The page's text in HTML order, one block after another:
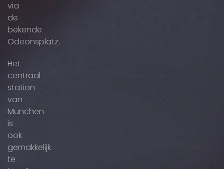
via
de
bekende
Odeonsplatz.
Het
centraal
station
van
München
is
ook
gemakkelijk
te